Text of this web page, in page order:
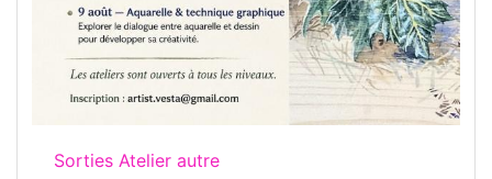
Sorties Atelier autre